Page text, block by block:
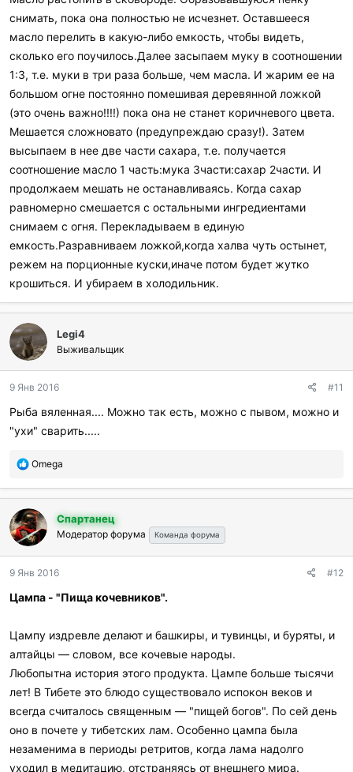
снимать, пока она полностью не исчезнет. Оставшееся
масло перелить в какую-либо емкость, чтобы видеть,
сколько его поучилось.Далее засыпаем муку в соотношении
1:3, т.е. муки в три раза больше, чем масла. И жарим ее на
большом огне постоянно помешивая деревянной ложкой
(это очень важно!!!!) пока она не станет коричневого цвета.
Мешается сложновато (предупреждаю сразу!). Затем
высыпаем в нее две части сахара, т.е. получается
соотношение масло 1 часть:мука 3части:сахар 2части. И
продолжаем мешать не останавливаясь. Когда сахар
равномерно смешается с остальными ингредиентами
снимаем с огня. Перекладываем в единую
емкость.Разравниваем ложкой,когда халва чуть остынет,
режем на порционные куски,иначе потом будет жутко
крошиться. И убираем в холодильник.
Legi4
Выживальщик
9 Янв 2016 #11
Рыба вяленная.... Можно так есть, можно с пывом, можно и
"ухи" сварить.....
П
б
л
а
г
о
а
и
и
Omega
Спартанец
Модератор форума Команда форума
9 Янв 2016 #12
Цампа - "Пища кочевников".
Цампу издревле делают и башкиры, и тувинцы, и буряты, и
алтайцы — словом, все кочевые народы.
Любопытна история этого продукта. Цампе больше тысячи
лет! В Тибете это блюдо существовало испокон веков и
всегда считалось священным — "пищей богов". По сей день
оно в почете у тибетских лам. Особенно цампа была
незаменима в периоды ретритов, когда лама надолго
уходил в медитацию, отстраняясь от внешнего мира.